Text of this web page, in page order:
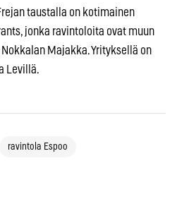
taustalla on kotimainen
jonka ravintoloita ovat muun
Majakka. Yrityksellä on
Levillä.
ravintola Espoo